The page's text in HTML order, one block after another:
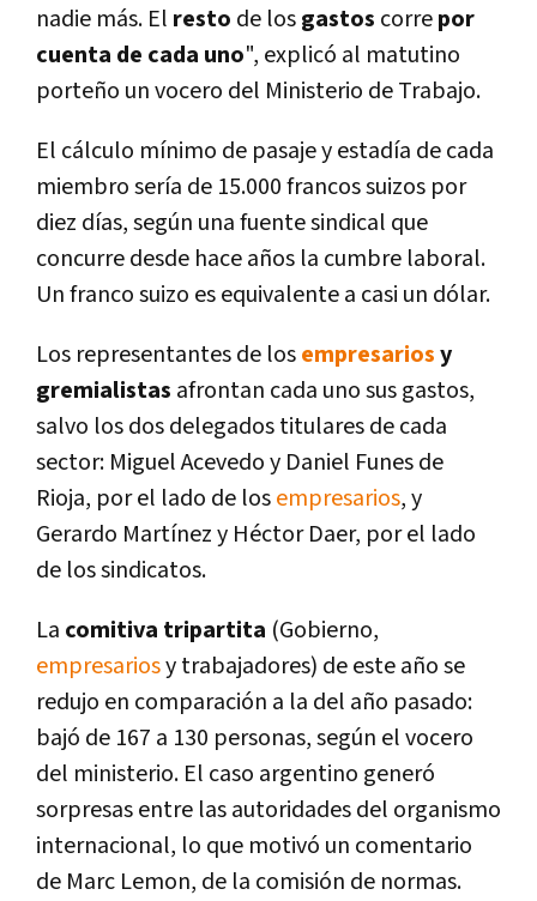
nadie más. El resto de losgastos correpor
cuenta de cada uno", explicó al matutino
porteño un vocero del Ministerio de Trabajo.
El cálculo mí­nimo de pasaje y estadí­a de cada
miembro serí­a de 15.000 francos suizos por
diez dí­as, según una fuente sindical que
concurre desde hace años la cumbre laboral.
Un franco suizo es equivalente a casi un dólar.
Los representantes de losempresariosy
gremialistas afrontan cada uno sus gastos,
salvo los dos delegados titulares de cada
sector: Miguel Acevedo y Daniel Funes de
Rioja, por el lado de losempresarios, y
Gerardo Martí­nez y Héctor Daer, por el lado
de los sindicatos.
La comitiva tripartita (Gobierno,
empresariosy trabajadores) de este año se
redujo en comparación a la del año pasado:
bajó de 167 a 130 personas, según el vocero
del ministerio. El caso argentino generó
sorpresas entre las autoridades del organismo
internacional, lo que motivó un comentario
de Marc Lemon, de la comisión de normas.